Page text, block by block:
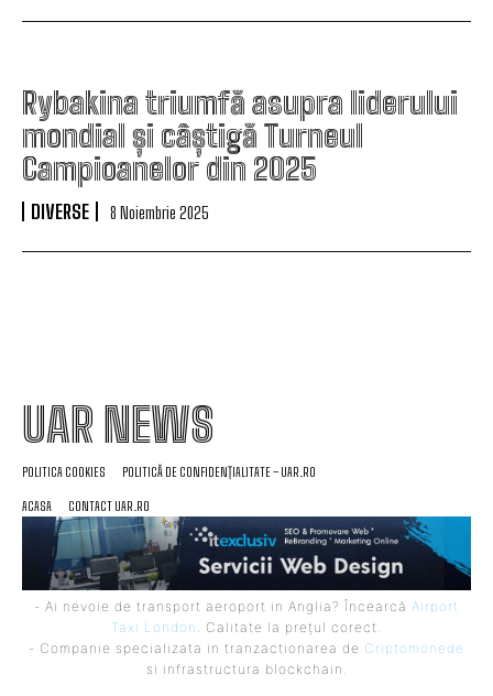
Rybakina triumfă asupra liderului
mondial și câștigă Turneul
Campioanelor din 2025
DIVERSE 8 Noiembrie 2025
UAR NEWS
POLITICA COOKIES POLITICĂ DE CONFIDENȚIALITATE – UAR.RO
ACASA CONTACT UAR.RO
- Ai nevoie de transport aeroport in Anglia? Încearcă Airport
Taxi London . Calitate la prețul corect.
- Companie specializata in tranzactionarea de Criptomonede
si infrastructura blockchain.